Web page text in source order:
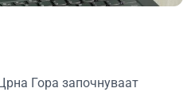
Гора започнуваат